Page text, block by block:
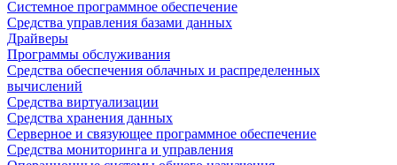
Системное программное обеспечение
Средства управления базами данных
Драйверы
Программы обслуживания
Средства обеспечения облачных и распределенных
вычислений
Средства виртуализации
Средства хранения данных
Серверное и связующее программное обеспечение
Средства мониторинга и управления